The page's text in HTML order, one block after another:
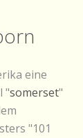
eine
"somerset"
"101